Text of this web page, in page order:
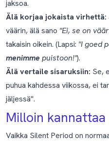
jaksoa.
Älä korjaa jokaista virhettä:
väärin, älä sano "Ei, se on
takaisin oikein. (Lapsi: "I goed
menimme puistoon!").
Älä vertaile sisaruksiin: Se,
puhua kahdessa viikossa, ei
jäljessä".
Milloin
Vaikka Silent Period on